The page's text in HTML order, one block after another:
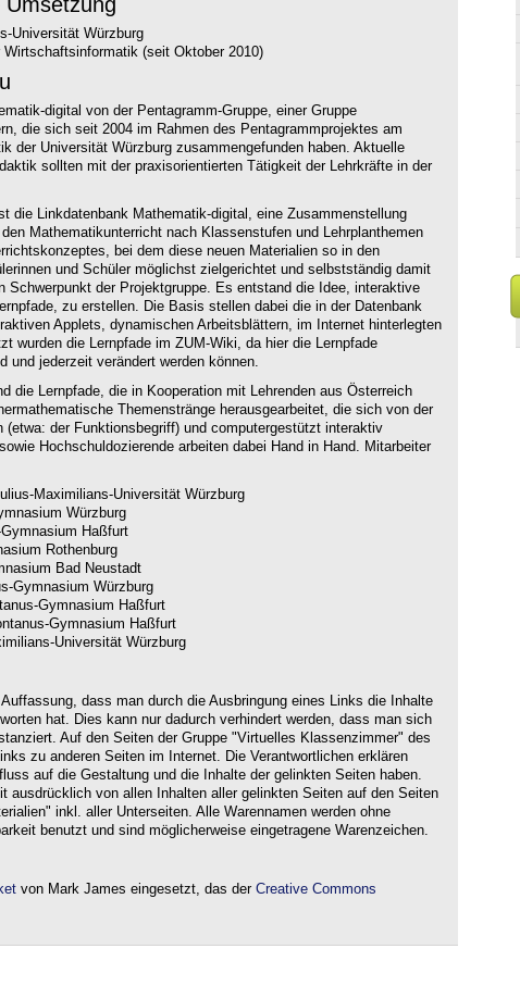
Universität Würzburg
Wirtschaftsinformatik (seit Oktober 2010)
digital von der Pentagramm-Gruppe, einer Gruppe
die sich seit 2004 im Rahmen des Pentagrammprojektes am
der Universität Würzburg zusammengefunden haben. Aktuelle
sollten mit der praxisorientierten Tätigkeit der Lehrkräfte in der
die Linkdatenbank Mathematik-digital, eine Zusammenstellung
Mathematikunterricht nach Klassenstufen und Lehrplanthemen
bei dem diese neuen Materialien so in den
und Schüler möglichst zielgerichtet und selbstständig damit
Schwerpunkt der Projektgruppe. Es entstand die Idee, interaktive
zu erstellen. Die Basis stellen dabei die in der Datenbank
Applets, dynamischen Arbeitsblättern, im Internet hinterlegten
wurden die Lernpfade im ZUM-Wiki, da hier die Lernpfade
und jederzeit verändert werden können.
die Lernpfade, die in Kooperation mit Lehrenden aus Österreich
Themenstränge herausgearbeitet, die sich von der
(etwa: der Funktionsbegriff) und computergestützt interaktiv
Hochschuldozierende arbeiten dabei Hand in Hand. Mitarbeiter
Maximilians-Universität Würzburg
Würzburg
Haßfurt
Rothenburg
Bad Neustadt
Gymnasium Würzburg
Gymnasium Haßfurt
Gymnasium Haßfurt
Universität Würzburg
dass man durch die Ausbringung eines Links die Inhalte
hat. Dies kann nur dadurch verhindert werden, dass man sich
Auf den Seiten der Gruppe "Virtuelles Klassenzimmer" des
zu anderen Seiten im Internet. Die Verantwortlichen erklären
auf die Gestaltung und die Inhalte der gelinkten Seiten haben.
ausdrücklich von allen Inhalten aller gelinkten Seiten auf den Seiten
inkl. aller Unterseiten. Alle Warennamen werden ohne
benutzt und sind möglicherweise eingetragene Warenzeichen.
von Mark James eingesetzt, das der Creative Commons